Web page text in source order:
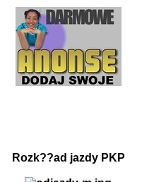
Rozk??ad jazdy PKP